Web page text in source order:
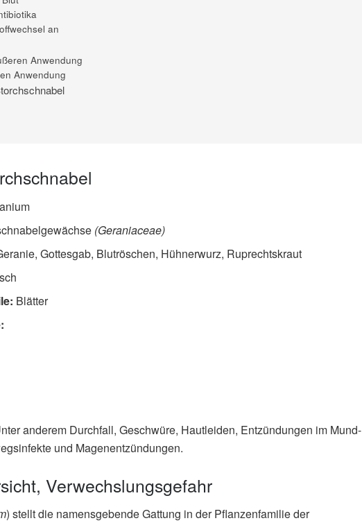
an
Anwendung
Anwendung
(Geraniaceae)
Gottesgab, Blutröschen, Hühnerwurz, Ruprechtskraut
Blätter
anderem Durchfall, Geschwüre, Hautleiden, Entzündungen im Mund-
und Magenentzündungen.
Verwechslungsgefahr
) stellt die namensgebende Gattung in der Pflanzenfamilie der